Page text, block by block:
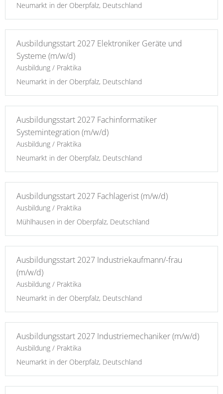
Neumarkt in der Oberpfalz, Deutschland
Ausbildungsstart 2027 Elektroniker Geräte und
Systeme (m/w/d)
Ausbildung / Praktika
Neumarkt in der Oberpfalz, Deutschland
Ausbildungsstart 2027 Fachinformatiker
Systemintegration (m/w/d)
Ausbildung / Praktika
Neumarkt in der Oberpfalz, Deutschland
Ausbildungsstart 2027 Fachlagerist (m/w/d)
Ausbildung / Praktika
Mühlhausen in der Oberpfalz, Deutschland
Ausbildungsstart 2027 Industriekaufmann/-frau
(m/w/d)
Ausbildung / Praktika
Neumarkt in der Oberpfalz, Deutschland
Ausbildungsstart 2027 Industriemechaniker (m/w/d)
Ausbildung / Praktika
Neumarkt in der Oberpfalz, Deutschland